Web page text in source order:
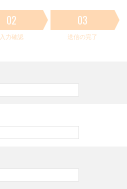
02
入力確認
03
送信の完了